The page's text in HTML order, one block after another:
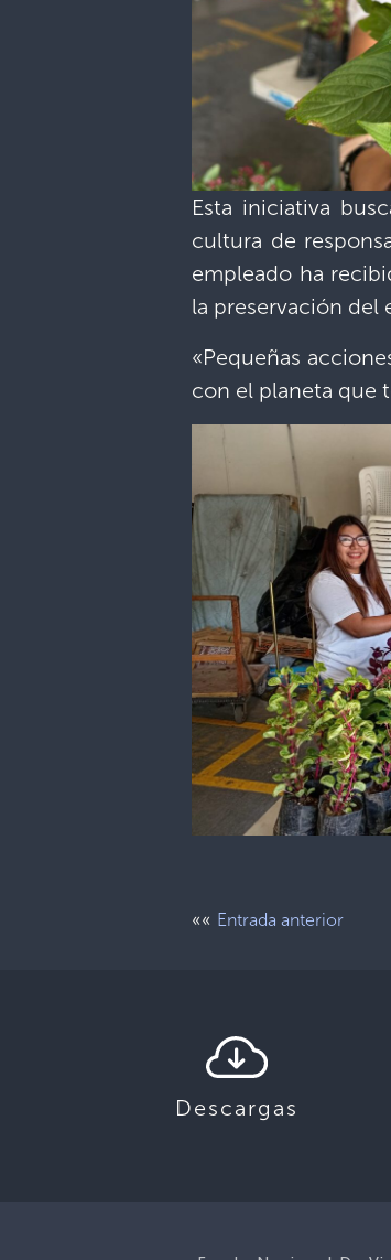
Esta iniciativa
cultura de
empleado ha
la preservación del
«Pequeñas
con el planeta que
«« Entrada anterior
Descargas